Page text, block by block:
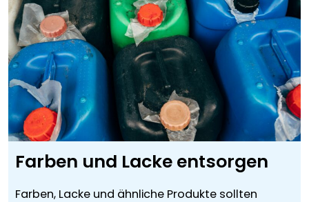
Farben und Lacke entsorgen
Farben, Lacke und ähnliche Produkte sollten